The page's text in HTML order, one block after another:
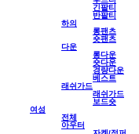
긴팔티
반팔티
하의
롱팬츠
숏팬츠
다운
롱다운
숏다운
경량다운
베스트
래쉬가드
래쉬가드
보드숏
여성
전체
아우터